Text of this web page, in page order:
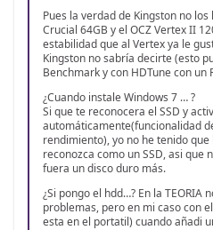
Pues la verdad de Kingston no
Crucial 64GB y el OCZ Vertex II
estabilidad que al Vertex ya le
Kingston no sabría decirte (esto
Benchmark y con HDTune con un
¿Cuando instale Windows 7 … ?
Si que te reconocera el SSD y
automáticamente(funcionalidad
rendimiento), yo no he tenido
reconozca como un SSD, asi que
fuera un disco duro más.
¿Si pongo el hdd…? En la TEORIA
problemas, pero en mi caso con
esta en el portatil) cuando añadi